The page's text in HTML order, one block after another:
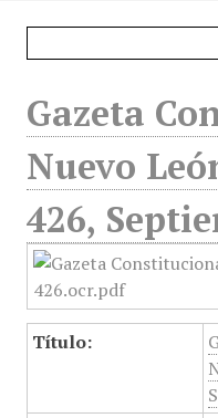
Gazeta
Nuevo
426,
Título: